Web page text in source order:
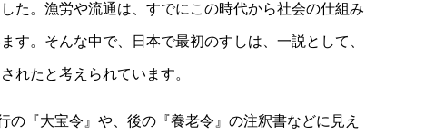
た。漁労や流通は、すでにこの時代から社会の仕組み
す。そんな中で、日本で最初のすしは、一説として、
れたと考えられています。
『大宝令』や、後の『養老令』の注釈書などに見え